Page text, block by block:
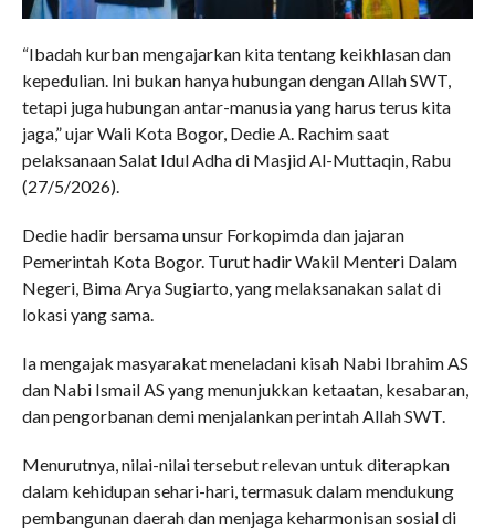
“Ibadah kurban mengajarkan kita tentang keikhlasan dan
kepedulian. Ini bukan hanya hubungan dengan Allah SWT,
tetapi juga hubungan antar-manusia yang harus terus kita
jaga,” ujar Wali Kota Bogor, Dedie A. Rachim saat
pelaksanaan Salat Idul Adha di Masjid Al-Muttaqin, Rabu
(27/5/2026).
Dedie hadir bersama unsur Forkopimda dan jajaran
Pemerintah Kota Bogor. Turut hadir Wakil Menteri Dalam
Negeri, Bima Arya Sugiarto, yang melaksanakan salat di
lokasi yang sama.
Ia mengajak masyarakat meneladani kisah Nabi Ibrahim AS
dan Nabi Ismail AS yang menunjukkan ketaatan, kesabaran,
dan pengorbanan demi menjalankan perintah Allah SWT.
Menurutnya, nilai-nilai tersebut relevan untuk diterapkan
dalam kehidupan sehari-hari, termasuk dalam mendukung
pembangunan daerah dan menjaga keharmonisan sosial di